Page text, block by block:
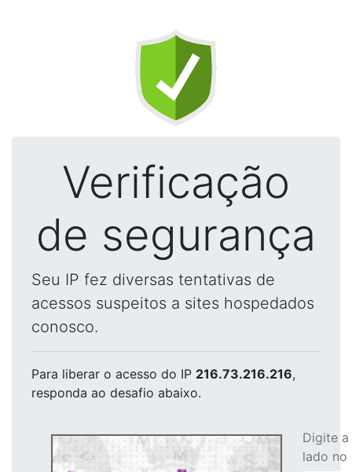
Verificação
de segurança
Seu IP fez diversas tentativas de
acessos suspeitos a sites hospedados
conosco.
Para liberar o acesso do IP 216.73.216.216,
responda ao desafio abaixo.
Digite
lado no